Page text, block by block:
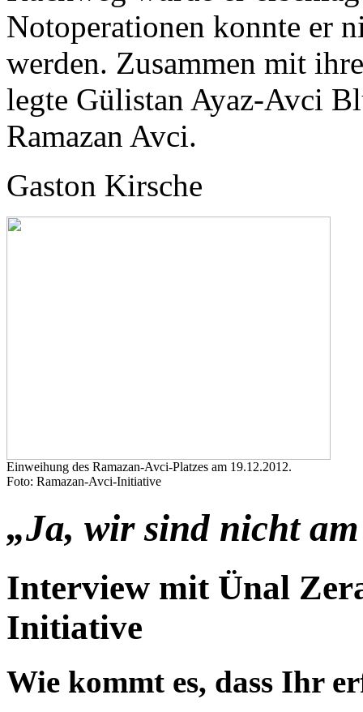
Notoperationen konnte er
werden. Zusammen mit
legte Gülistan Ayaz-Avci
Ramazan Avci.
Gaston Kirsche
Einweihung des Ramazan-Avci-Platzes am 19.12.2012.
Foto: Ramazan-Avci-Initiative
„Ja, wir sind nicht
Interview mit Ünal
Initiative
Wie kommt es, dass Ihr